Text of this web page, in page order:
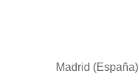
Madrid (España)